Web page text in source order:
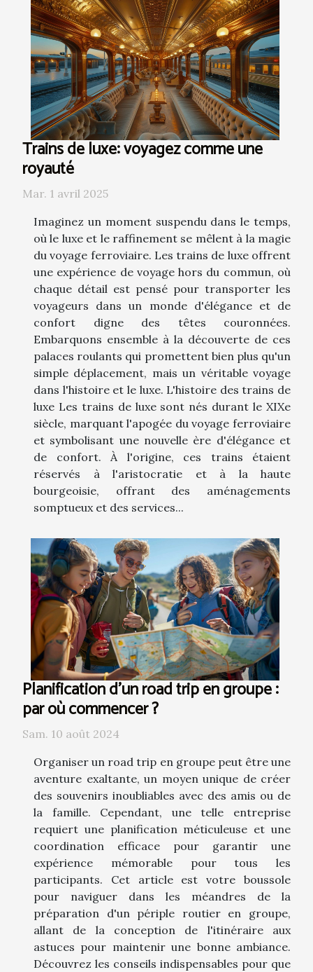
Trains de luxe: voyagez comme une
royauté
Mar. 1 avril 2025
Imaginez un moment suspendu dans le temps,
où le luxe et le raffinement se mêlent à la magie
du voyage ferroviaire. Les trains de luxe offrent
une expérience de voyage hors du commun, où
chaque détail est pensé pour transporter les
voyageurs dans un monde d'élégance et de
confort digne des têtes couronnées.
Embarquons ensemble à la découverte de ces
palaces roulants qui promettent bien plus qu'un
simple déplacement, mais un véritable voyage
dans l'histoire et le luxe. L'histoire des trains de
luxe Les trains de luxe sont nés durant le XIXe
siècle, marquant l'apogée du voyage ferroviaire
et symbolisant une nouvelle ère d'élégance et
de confort. À l'origine, ces trains étaient
réservés à l'aristocratie et à la haute
bourgeoisie, offrant des aménagements
somptueux et des services...
Planification d'un road trip en groupe :
par où commencer ?
Sam. 10 août 2024
Organiser un road trip en groupe peut être une
aventure exaltante, un moyen unique de créer
des souvenirs inoubliables avec des amis ou de
la famille. Cependant, une telle entreprise
requiert une planification méticuleuse et une
coordination efficace pour garantir une
expérience mémorable pour tous les
participants. Cet article est votre boussole
pour naviguer dans les méandres de la
préparation d'un périple routier en groupe,
allant de la conception de l'itinéraire aux
astuces pour maintenir une bonne ambiance.
Découvrez les conseils indispensables pour que